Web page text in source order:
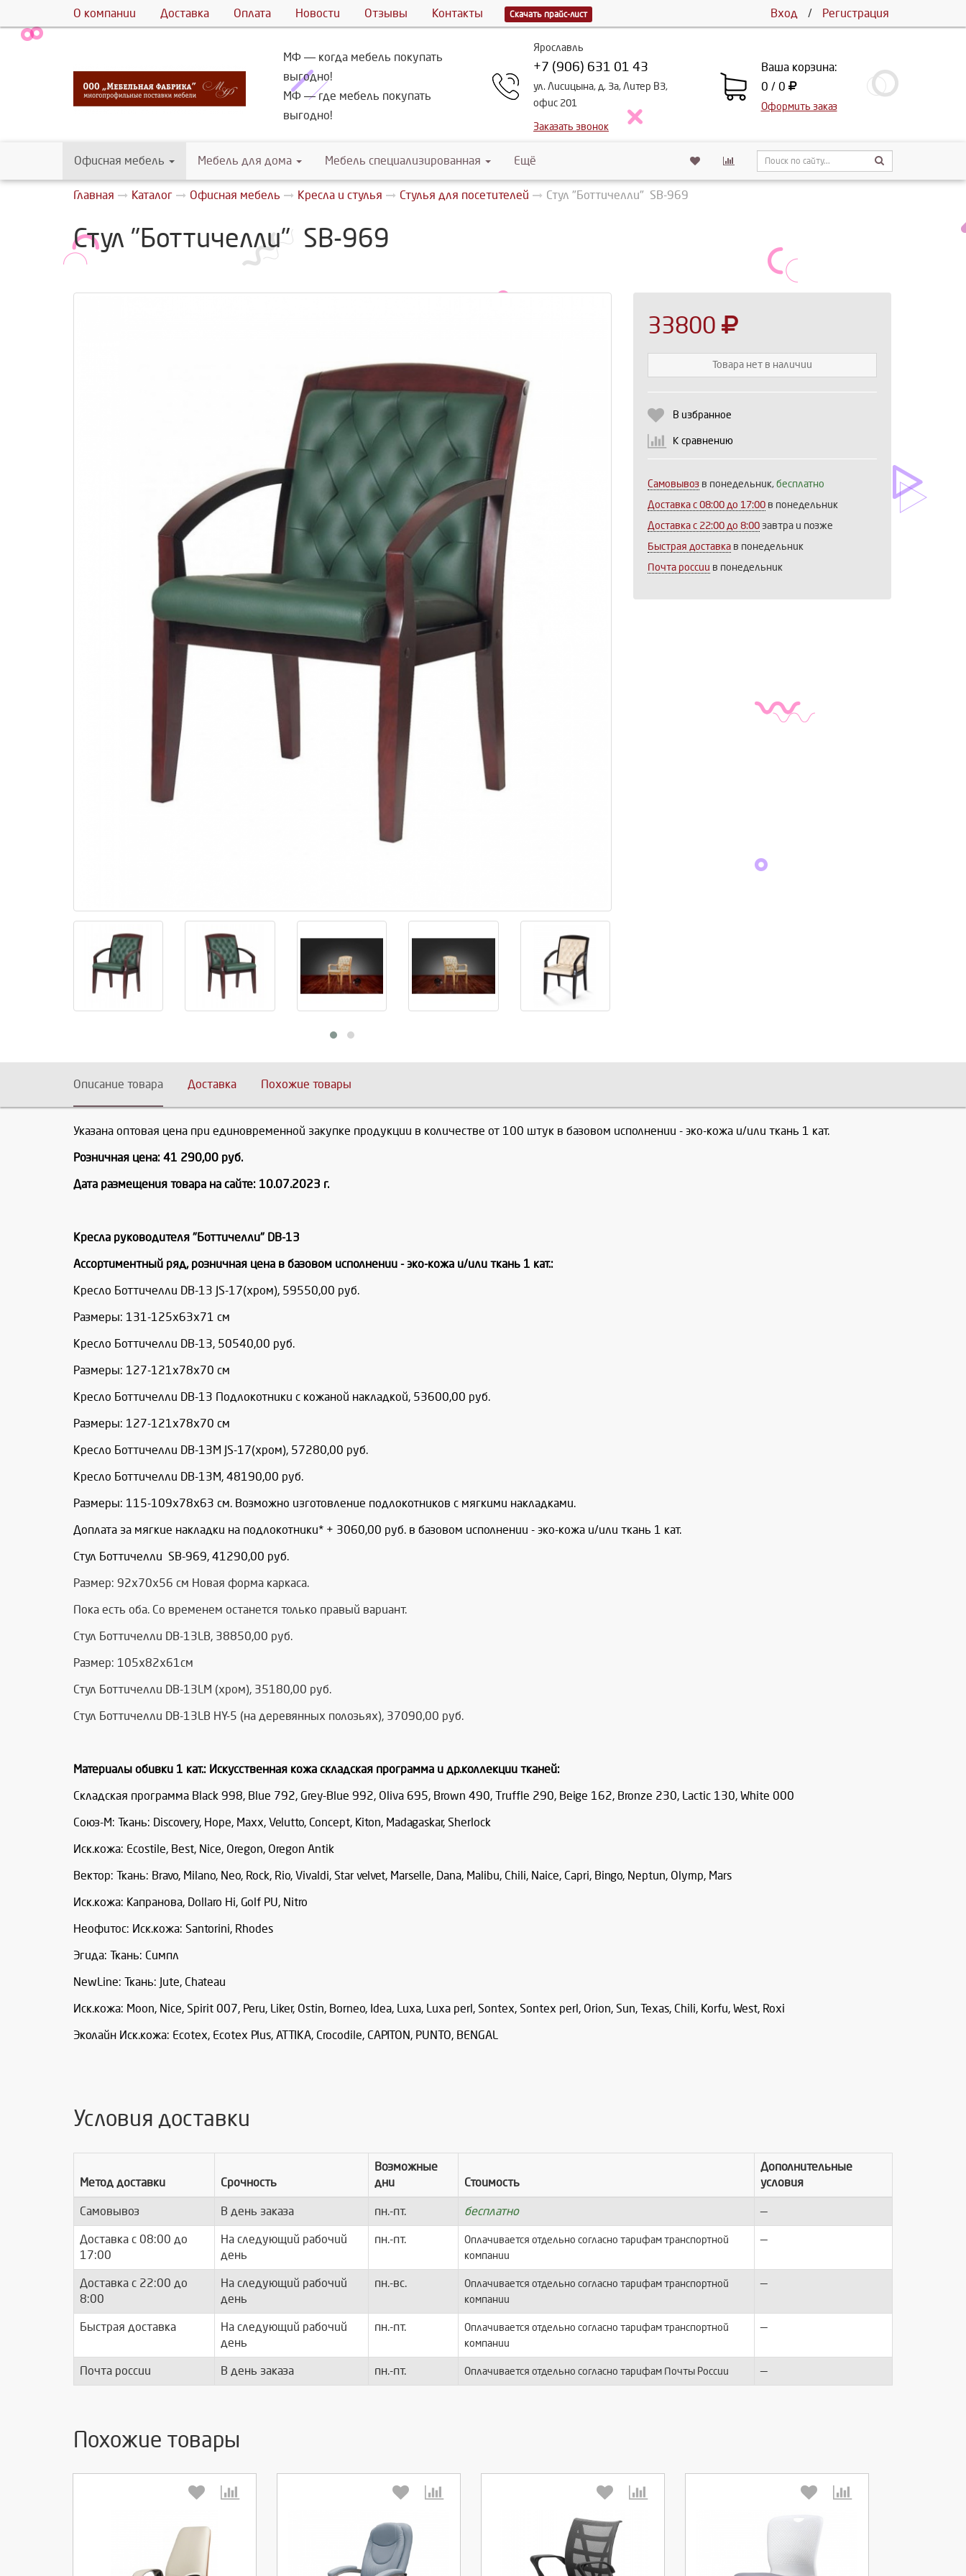
О компании Доставка Оплата Новости Отзывы Контакты Скачать прайс-лист Вход / Регистрация
МФ ― когда мебель покупать
выгодно!
МФ ― где мебель покупать
выгодно!
Ярославль
+7 (906) 631 01 43
ул. Лисицына, д. 3а, Литер В3,
офис 201
Заказать звонок
Ваша корзина:
0 / 0
Оформить заказ
Офисная мебель Мебель для дома Мебель специализированная Ещё
Главная Каталог Офисная мебель Кресла и стулья Стулья для посетителей Стул "Боттичелли" SB-969
Стул "Боттичелли" SB-969
33800
Товара нет в наличии
В избранное
К сравнению
Самовывозв понедельник, бесплатно
Доставка c 08:00 до 17:00в понедельник
Доставка с 22:00 до 8:00завтра и позже
Быстрая доставкав понедельник
Почта россии в понедельник
Описание товара Доставка Похожие товары
Указана оптовая цена при единовременной закупке продукции в количестве от 100 штук в базовом исполнении - эко-кожа и/или ткань 1 кат.
Розничная цена: 41 290,00 руб.
Дата размещения товара на сайте: 10.07.2023 г.
Кресла руководителя "Боттичелли" DB-13
Ассортиментный ряд, розничная цена в базовом исполнении - эко-кожа и/или ткань 1 кат.:
Кресло Боттичелли DB-13 JS-17(хром), 59550,00 руб.
Размеры: 131-125x63x71 см
Кресло Боттичелли DB-13, 50540,00 руб.
Размеры: 127-121x78x70 см
Кресло Боттичелли DB-13 Подлокотники с кожаной накладкой, 53600,00 руб.
Размеры: 127-121x78x70 см
Кресло Боттичелли DB-13M JS-17(хром), 57280,00 руб.
Кресло Боттичелли DB-13M, 48190,00 руб.
Размеры: 115-109х78х63 см. Возможно изготовление подлокотников с мягкими накладками.
Доплата за мягкие накладки на подлокотники* + 3060,00 руб. в базовом исполнении - эко-кожа и/или ткань 1 кат.
Стул Боттичелли SB-969, 41290,00 руб.
Размер: 92х70х56 см Новая форма каркаса.
Пока есть оба. Со временем останется только правый вариант.
Стул Боттичелли DB-13LB, 38850,00 руб.
Размер: 105х82х61см
Стул Боттичелли DB-13LM (хром), 35180,00 руб.
Стул Боттичелли DB-13LB HY-5 (на деревянных полозьях), 37090,00 руб.
Материалы обивки 1 кат.: Искусственная кожа складская программа и др.коллекции тканей:
Складская программа Black 998, Blue 792, Grey-Blue 992, Oliva 695, Brown 490, Truffle 290, Beige 162, Bronze 230, Lactic 130, White 000
Союз-М: Ткань: Discovery, Hope, Maxx, Velutto, Concept, Kiton, Madagaskar, Sherlock
Иск.кожа: Ecostile, Best, Nice, Oregon, Oregon Antik
Вектор: Ткань: Bravo, Milano, Neo, Rock, Rio, Vivaldi, Star velvet, Marselle, Dana, Malibu, Chili, Naice, Capri, Bingo, Neptun, Olymp, Mars
Иск.кожа: Капранова, Dollaro Hi, Golf PU, Nitro
Неофитос: Иск.кожа: Santorini, Rhodes
Эгида: Ткань: Симпл
NewLine: Ткань: Jute, Chateau
Иск.кожа: Moon, Nice, Spirit 007, Peru, Liker, Ostin, Borneo, Idea, Luxa, Luxa perl, Sontex, Sontex perl, Orion, Sun, Texas, Chili, Korfu, West, Roxi
Эколайн Иск.кожа: Ecotex, Ecotex Plus, ATTIKA, Crocodile, СAPITON, PUNTO, BENGAL
Условия доставки
Метод доставки Срочность
Возможные
дни
Стоимость
Дополнительные
условия
Самовывоз В день заказа пн.-пт. бесплатно —
Доставка c 08:00 до
17:00
На следующий рабочий
день
пн.-пт.
Оплачивается отдельно согласно тарифам транспортной
компании
—
Доставка с 22:00 до
8:00
На следующий рабочий
день
пн.-вс.
Оплачивается отдельно согласно тарифам транспортной
компании
—
Быстрая доставка
На следующий рабочий
день
пн.-пт.
Оплачивается отдельно согласно тарифам транспортной
компании
—
Почта россии В день заказа пн.-пт. Оплачивается отдельно согласно тарифам Почты России —
Похожие товары